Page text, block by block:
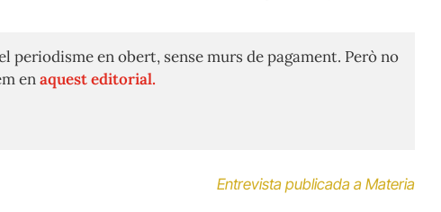
periodisme en obert, sense murs de pagament. Però no
enaquest editorial.
Entrevista publicada a Materia